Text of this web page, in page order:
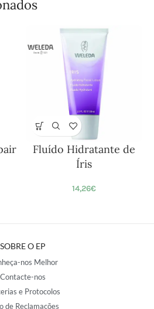
Fluído Hidratante de
Íris
14,26€
SOBRE O EP
nos Melhor
Contacte-nos
e Protocolos
de Reclamações